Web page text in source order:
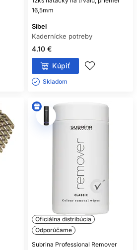
16,5mm
Sibel
Kadernícke potreby
4.10 €
Kúpiť
Skladom ㅤ
Oficiálna distribúcia
Odporúčame
Subrina Professional Remover